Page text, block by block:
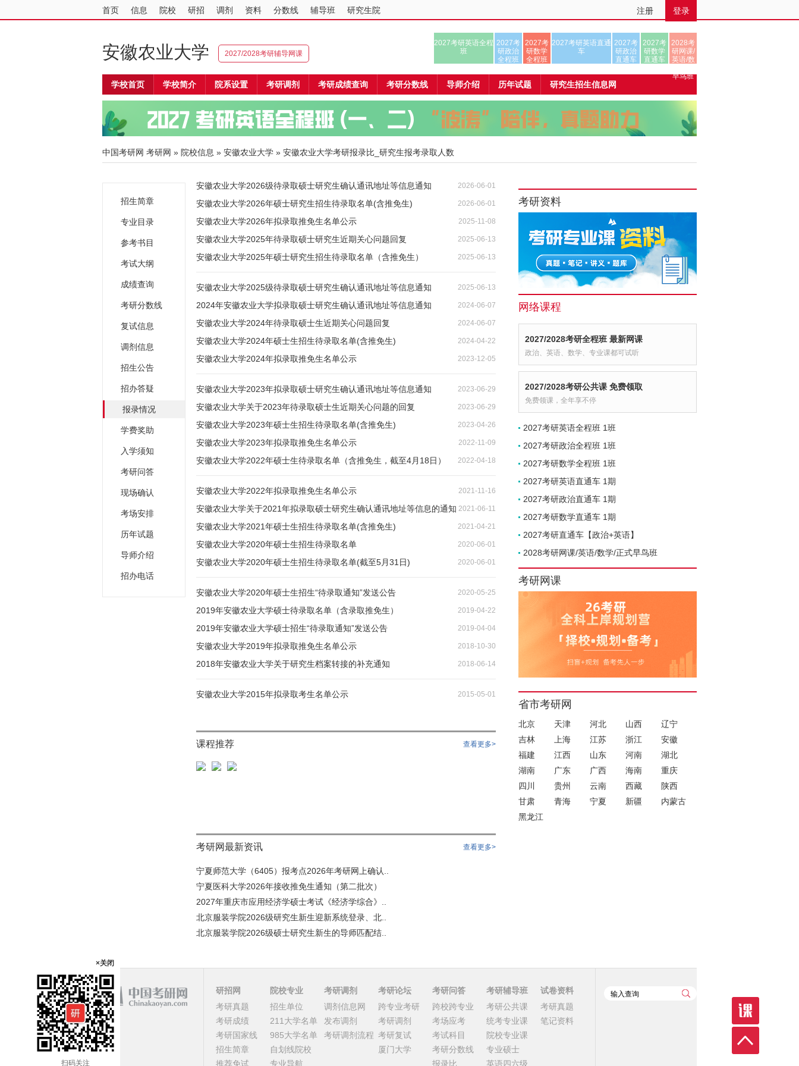
首页 信息 院校 研招 调剂 资料 分数线 辅导班 研究生院 注册 登录
安徽农业大学 2027/2028考研辅导网课
2027考研英语全程
班
2027考
研政治
全程班
2027考
研数学
全程班
2027考研英语直通
车
2027考
研政治
直通车
2027考
研数学
直通车
2028考
研网课/
英语/数
早鸟班
学校首页 学校简介 院系设置 考研调剂 考研成绩查询 考研分数线 导师介绍 历年试题 研究生招生信息网
中国考研网 考研网 » 院校信息 » 安徽农业大学 » 安徽农业大学考研报录比_研究生报考录取人数
招生简章
专业目录
参考书目
考试大纲
成绩查询
考研分数线
复试信息
调剂信息
招生公告
招办答疑
报录情况
学费奖助
入学须知
考研问答
现场确认
考场安排
历年试题
导师介绍
招办电话
安徽农业大学2026级待录取硕士研究生确认通讯地址等信息通知 2026-06-01
安徽农业大学2026年硕士研究生招生待录取名单(含推免生) 2026-06-01
安徽农业大学2026年拟录取推免生名单公示 2025-11-08
安徽农业大学2025年待录取硕士研究生近期关心问题回复 2025-06-13
安徽农业大学2025年硕士研究生招生待录取名单（含推免生） 2025-06-13
安徽农业大学2025级待录取硕士研究生确认通讯地址等信息通知 2025-06-13
2024年安徽农业大学拟录取硕士研究生确认通讯地址等信息通知 2024-06-07
安徽农业大学2024年待录取硕士生近期关心问题回复 2024-06-07
安徽农业大学2024年硕士生招生待录取名单(含推免生) 2024-04-22
安徽农业大学2024年拟录取推免生名单公示 2023-12-05
安徽农业大学2023年拟录取硕士研究生确认通讯地址等信息通知 2023-06-29
安徽农业大学关于2023年待录取硕士生近期关心问题的回复 2023-06-29
安徽农业大学2023年硕士生招生待录取名单(含推免生) 2023-04-26
安徽农业大学2023年拟录取推免生名单公示 2022-11-09
安徽农业大学2022年硕士生待录取名单（含推免生，截至4月18日） 2022-04-18
安徽农业大学2022年拟录取推免生名单公示 2021-11-16
安徽农业大学关于2021年拟录取硕士研究生确认通讯地址等信息的通知 2021-06-11
安徽农业大学2021年硕士生招生待录取名单(含推免生) 2021-04-21
安徽农业大学2020年硕士生招生待录取名单 2020-06-01
安徽农业大学2020年硕士生招生待录取名单(截至5月31日) 2020-06-01
安徽农业大学2020年硕士生招生“待录取通知”发送公告 2020-05-25
2019年安徽农业大学硕士待录取名单（含录取推免生） 2019-04-22
2019年安徽农业大学硕士招生“待录取通知”发送公告 2019-04-04
安徽农业大学2019年拟录取推免生名单公示 2018-10-30
2018年安徽农业大学关于研究生档案转接的补充通知 2018-06-14
安徽农业大学2015年拟录取考生名单公示 2015-05-01
课程推荐 查看更多>
考研网最新资讯 查看更多>
宁夏师范大学（6405）报考点2026年考研网上确认..
宁夏医科大学2026年接收推免生通知（第二批次）
2027年重庆市应用经济学硕士考试《经济学综合》..
北京服装学院2026级研究生新生迎新系统登录、北..
北京服装学院2026级硕士研究生新生的导师匹配结..
考研资料
网络课程
2027/2028考研全程班 最新网课
政治、英语、数学、专业课都可试听
2027/2028考研公共课 免费领取
免费领课，全年享不停
2027考研英语全程班 1班
2027考研政治全程班 1班
2027考研数学全程班 1班
2027考研英语直通车 1期
2027考研政治直通车 1期
2027考研数学直通车 1期
2027考研直通车【政治+英语】
2028考研网课/英语/数学/正式早鸟班
考研网课
省市考研网
北京 天津 河北 山西
辽宁
吉林
上海 江苏 浙江
安徽
福建
江西 山东 河南
湖北
湖南
广东 广西 海南
重庆
四川
贵州 云南 西藏
陕西
甘肃
青海 宁夏 新疆
内蒙古
黑龙江
研招网
考研真题
考研成绩
考研国家线
招生简章
推荐免试
院校专业
招生单位
211大学名单
985大学名单
自划线院校
专业导航
考研调剂
调剂信息网
发布调剂
考研调剂流程
考研论坛
跨专业考研
考研调剂
考研复试
厦门大学
考研问答
跨校跨专业
考场应考
考试科目
考研分数线
报录比
考研辅导班
考研公共课
统考专业课
院校专业课
专业硕士
英语四六级
试卷资料
考研真题
笔记资料
×关闭
扫码关注
课程
顶部